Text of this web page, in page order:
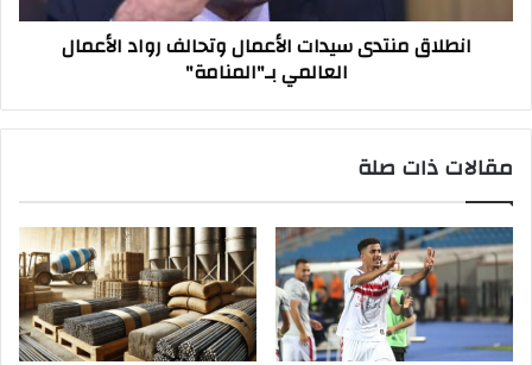
بـ"المنامة"
انطلاق منتدى سيدات الأعمال وتحالف رواد الأعمال
العالمي بـ"المنامة"
مقالات ذات صلة